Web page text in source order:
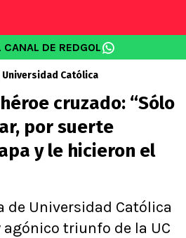
CANAL DE REDGOL
Universidad Católica
cruzado: “Sólo
por suerte
y le hicieron el
de Universidad Católica
triunfo de la UC